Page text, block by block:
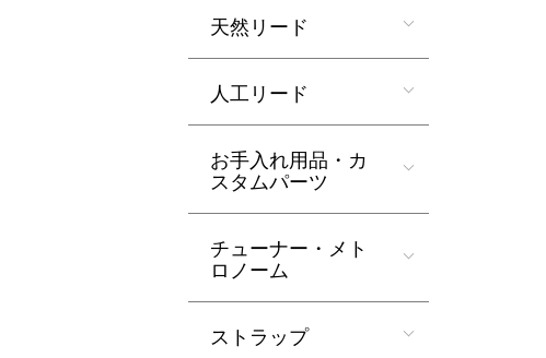
天然リード
人工リード
お手入れ用品・カ
スタムパーツ
チューナー・メト
ロノーム
ストラップ